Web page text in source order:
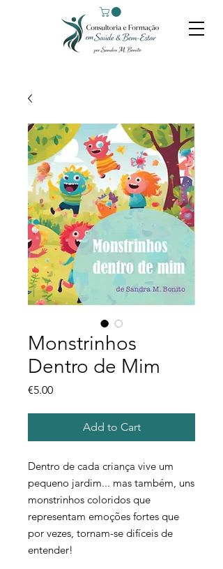
Monstrinhos
Dentro de Mim
€5.00Price
Add to Cart
Dentro de cada criança vive um
pequeno jardim... mas também, uns
monstrinhos coloridos que
representam emoções fortes que
por vezes, tornam-se difíceis de
entender!